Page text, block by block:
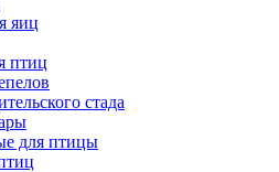
яиц
птиц
стада
для птицы